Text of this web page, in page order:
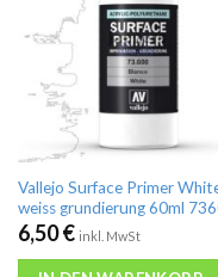
Vallejo Surface Primer
weiss grundierung 60ml
6,50€ inkl. MwSt